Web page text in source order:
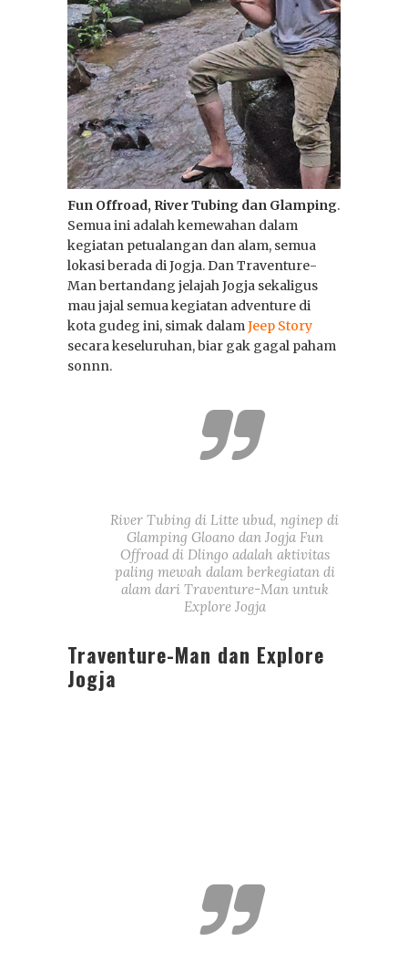
16 Jan 2026 0
Paket Wisata
Jeep: Gunung
Bromo, Ijen dan
Merapi
16 Jan 2026 0
Sewa Jeep Wisata:
Gunung Bromo
Fun Offroad, River Tubing dan Glamping.
Semua ini adalah kemewahan dalam
kegiatan petualangan dan alam, semua
lokasi berada di Jogja. Dan Traventure-
Man bertandang jelajah Jogja sekaligus
mau jajal semua kegiatan adventure di
kota gudeg ini, simak dalamJeep Story
secara keseluruhan, biar gak gagal paham
sonnn.
River Tubing di Litte ubud, nginep di
Glamping Gloano dan Jogja Fun
Offroad di Dlingo adalah aktivitas
paling mewah dalam berkegiatan di
alam dari Traventure-Man untuk
Explore Jogja
Traventure-Man dan Explore
Jogja